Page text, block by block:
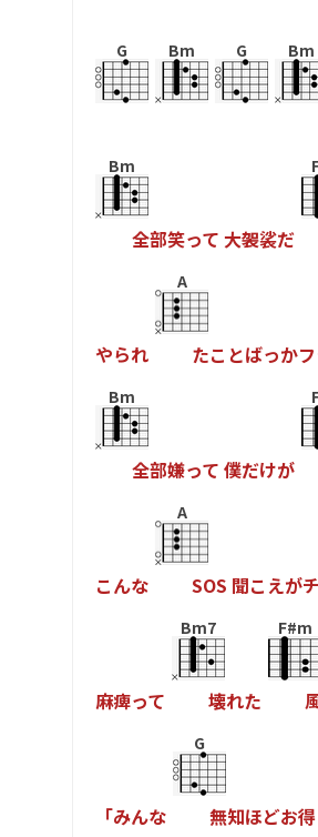
G Bm G Bm
Bm
全部笑って 大袈裟だ
やられ
A
たこ とばっかフ
Bm
全部嫌って 僕だけが
こんな
A
SOS 聞こえがチ
麻痺って
Bm7
壊れた
F#m
「みんな
G
無知ほどお得